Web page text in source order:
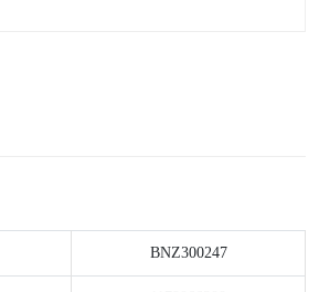
BNZ300247